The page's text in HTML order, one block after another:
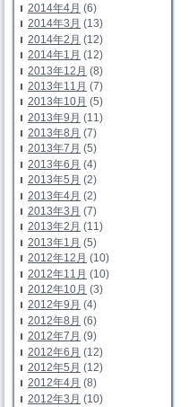
2014年4月 (6)
2014年3月 (13)
2014年2月 (12)
2014年1月 (12)
2013年12月 (8)
2013年11月 (7)
2013年10月 (5)
2013年9月 (11)
2013年8月 (7)
2013年7月 (5)
2013年6月 (4)
2013年5月 (2)
2013年4月 (2)
2013年3月 (7)
2013年2月 (11)
2013年1月 (5)
2012年12月 (10)
2012年11月 (10)
2012年10月 (3)
2012年9月 (4)
2012年8月 (6)
2012年7月 (9)
2012年6月 (12)
2012年5月 (12)
2012年4月 (8)
2012年3月 (10)